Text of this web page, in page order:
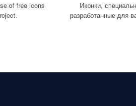
of free icons
Иконки,
разработанные для